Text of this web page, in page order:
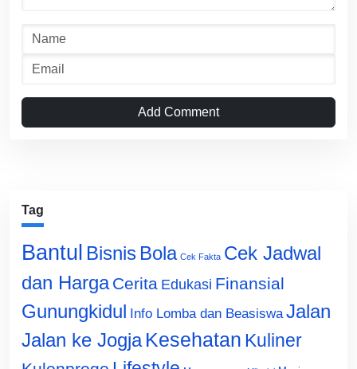
Add Comment
Tag
Bantul Bisnis Bola Cek Fakta Cek Jadwal
dan Harga Cerita Edukasi Finansial
Gunungkidul Info Lomba dan Beasiswa Jalan
Jalan ke Jogja Kesehatan Kuliner